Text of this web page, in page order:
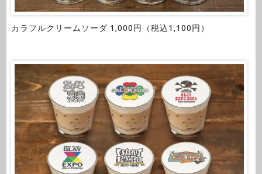
カラフルクリームソーダ 1,000円（税込1,100円）